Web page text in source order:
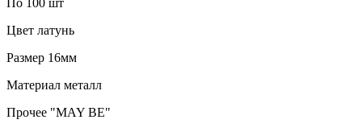
По 100 шт
Цвет латунь
Размер 16мм
Материал металл
Прочее "MAY BE"